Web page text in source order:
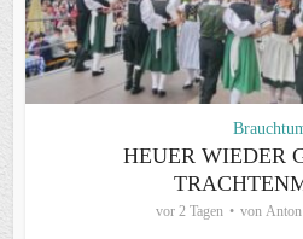
HEUER WIEDER
vor 2 Tagen von Anton